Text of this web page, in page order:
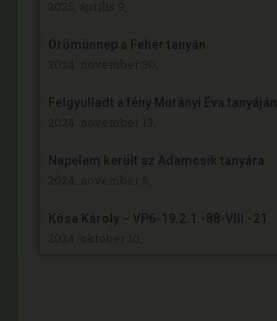
Örömünnep a Fehér tanyán
Felgyulladt a fény Murányi Éva tanyáján
Napelem került az Adamcsik tanyára
Kósa Károly – VP6-19.2.1.-88-VIII.-21